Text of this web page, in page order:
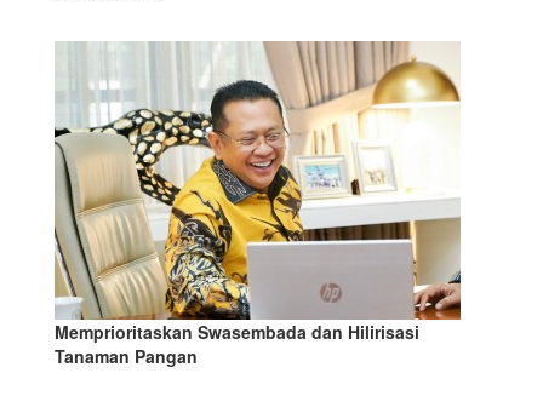
Memprioritaskan Swasembada dan Hilirisasi
Tanaman Pangan